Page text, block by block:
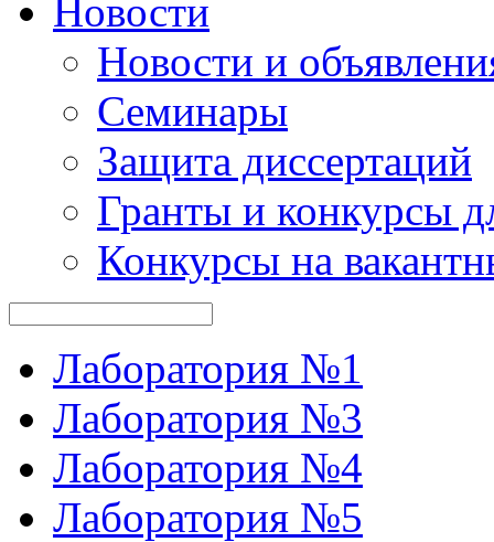
Новости
Новости и
Семинары
Защита диссертаций
Гранты и конкурсы
Конкурсы на
Лаборатория №1
Лаборатория №3
Лаборатория №4
Лаборатория №5